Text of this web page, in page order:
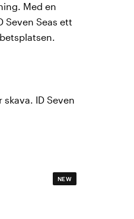
Med en
Seven Seas ett
ID Seven
NEW